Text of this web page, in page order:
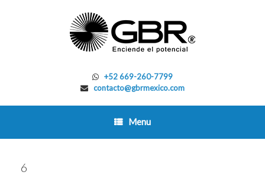
+52 669-260-7799
contacto@gbrmexico.com
Menu
6